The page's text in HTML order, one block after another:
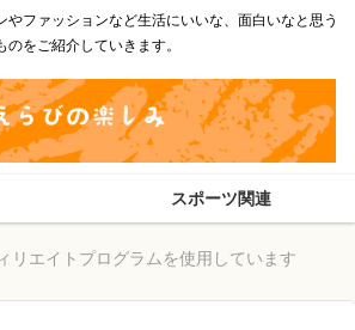
やファッションなど生活にいいな、面白いなと思う
のをご紹介していきます。
スポーツ関連
リエイトプログラムを使用しています